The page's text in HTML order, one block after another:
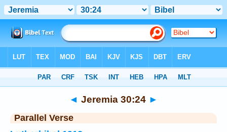
◄ Jeremia 30:24 ►
Parallel Verse